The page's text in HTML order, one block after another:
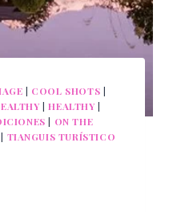
| COOL SHOTS |
|HEALTHY |
| ON THE
| TIANGUIS TURÍSTICO